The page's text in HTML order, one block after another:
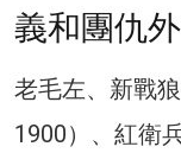
義和團仇
老毛左、新戰
1900）、紅衛